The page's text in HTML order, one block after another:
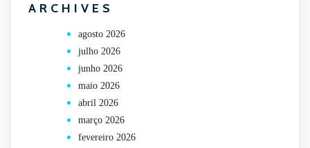
ARCHIVES
agosto 2026
julho 2026
junho 2026
maio 2026
abril 2026
março 2026
fevereiro 2026